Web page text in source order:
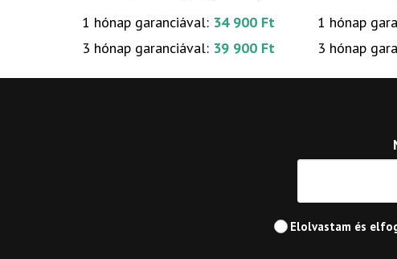
1 hónap garanciával: 34 900 Ft
3 hónap garanciával: 39 900 Ft
1 hónap
3 hónap
Elolvastam és